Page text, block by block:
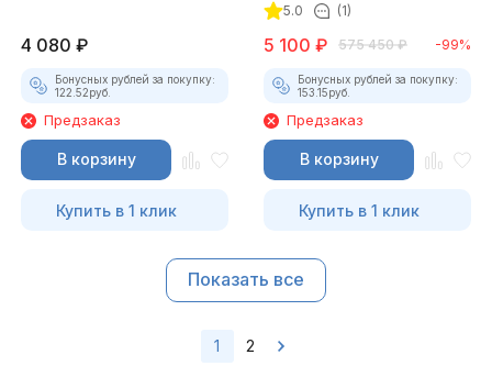
4 080 ₽
Бонусных рублей за покупку:
122.52руб.
Предзаказ
В корзину
Купить в 1 клик
5.0 (1)
5 100 ₽ 575 450 ₽ -99%
Бонусных рублей за покупку:
153.15руб.
Предзаказ
В корзину
Купить в 1 клик
Показать все
1 2